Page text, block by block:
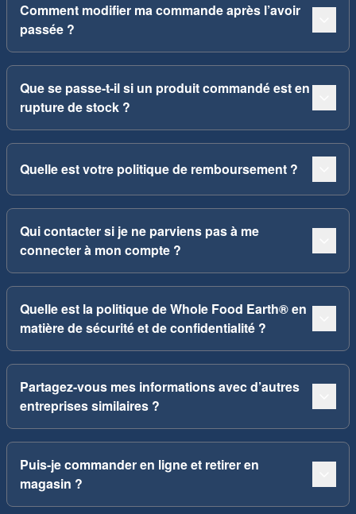
Comment modifier ma commande après l’avoir
passée ?
Que se passe-t-il si un produit commandé est en
rupture de stock ?
Quelle est votre politique de remboursement ?
Qui contacter si je ne parviens pas à me
connecter à mon compte ?
Quelle est la politique de Whole Food Earth® en
matière de sécurité et de confidentialité ?
Partagez-vous mes informations avec d’autres
entreprises similaires ?
Puis-je commander en ligne et retirer en
magasin ?